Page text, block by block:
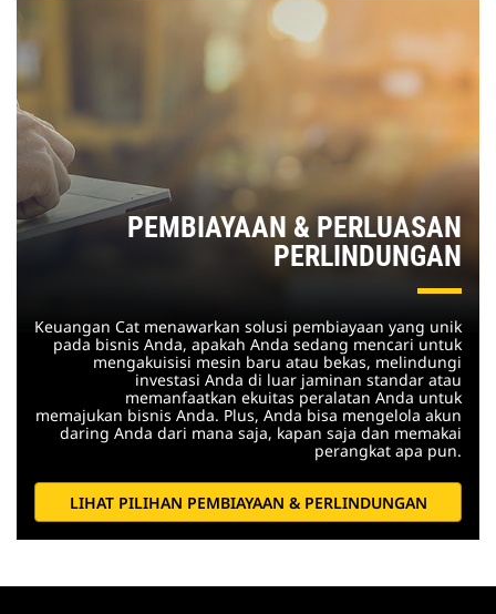
PEMBIAYAAN & PERLUASAN
PERLINDUNGAN
Keuangan Cat menawarkan solusi pembiayaan yang unik
pada bisnis Anda, apakah Anda sedang mencari untuk
mengakuisisi mesin baru atau bekas, melindungi
investasi Anda di luar jaminan standar atau
memanfaatkan ekuitas peralatan Anda untuk
memajukan bisnis Anda. Plus, Anda bisa mengelola akun
daring Anda dari mana saja, kapan saja dan memakai
perangkat apa pun.
LIHAT PILIHAN PEMBIAYAAN & PERLINDUNGAN